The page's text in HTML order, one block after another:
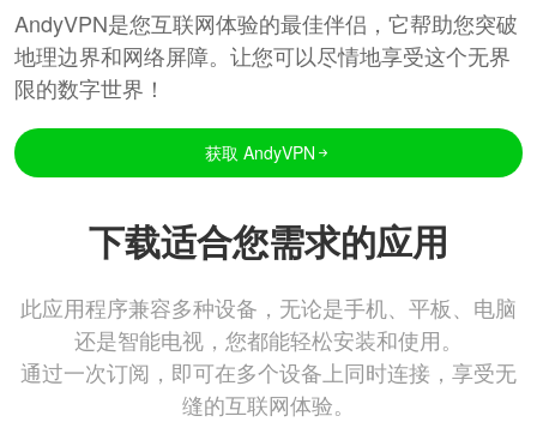
AndyVPN是您互联网体验的最佳伴侣，它帮助您突破
地理边界和网络屏障。让您可以尽情地享受这个无界
限的数字世界！
获取 AndyVPN
下载适合您需求的应用
此应用程序兼容多种设备，无论是手机、平板、电脑
还是智能电视，您都能轻松安装和使用。
通过一次订阅，即可在多个设备上同时连接，享受无
缝的互联网体验。